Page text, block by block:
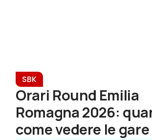
SBK
Orari Round Emilia
Romagna 2026:
come vedere le gare